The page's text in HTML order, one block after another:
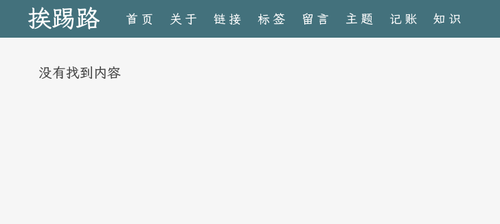
挨踢路 首页 关于 链接 标签 留言 主题 记账 知识
没有找到内容